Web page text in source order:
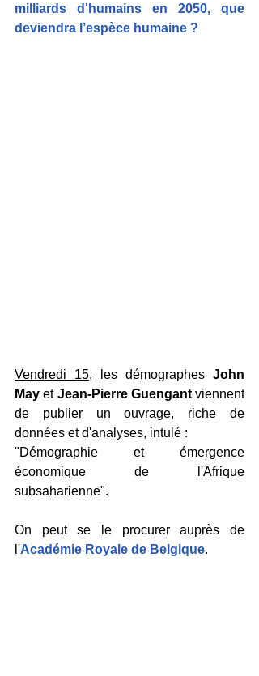
milliards d'humains en 2050, que
deviendra l’espèce humaine ?
Vendredi 15, les démographes John
May et Jean-Pierre Guengant viennent
de publier un ouvrage, riche de
données et d'analyses, intulé :
"Démographie et émergence
économique de l'Afrique
subsaharienne".
On peut se le procurer auprès de
l'Académie Royale de Belgique.